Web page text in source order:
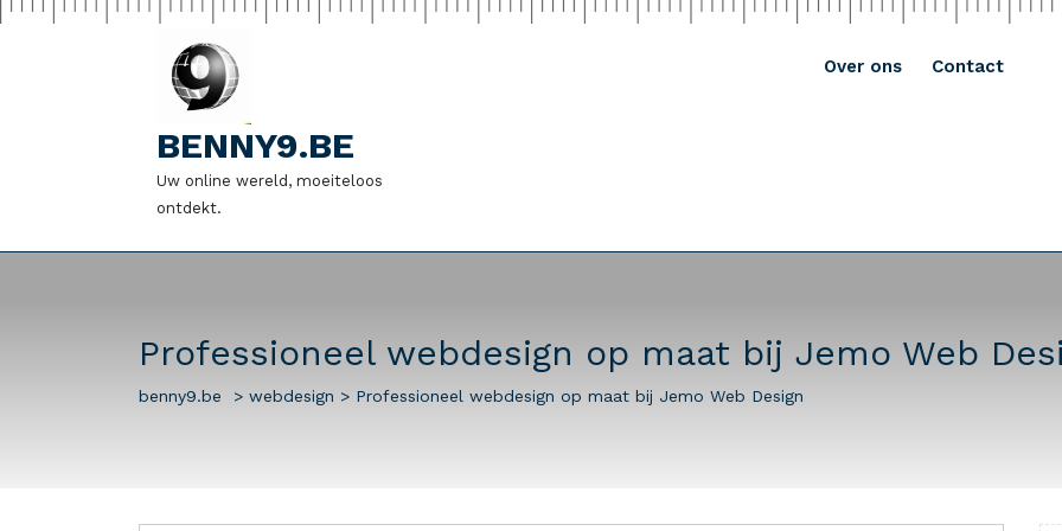
Naar
BENNY9.BE
Uw online wereld, moeiteloos
ontdekt.
Over ons Contact
Professioneel webdesign op maat bij Jemo Web
benny9.be > webdesign > Professioneel webdesign op maat bij Jemo Web Design